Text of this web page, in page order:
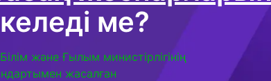
ме?
және Ғылым министірлігінің
жасалған